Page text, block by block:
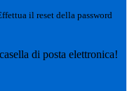
il reset della password
di posta elettronica!